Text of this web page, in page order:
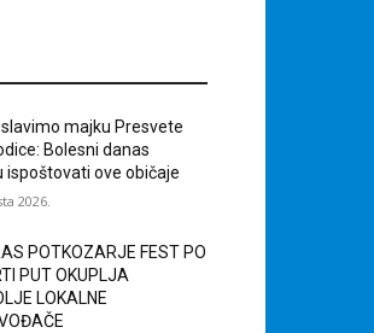
slavimo majku Presvete
Bolesni danas
ispoštovati ove običaje
2026.
POTKOZARJE FEST PO
PUT OKUPLJA
LOKALNE